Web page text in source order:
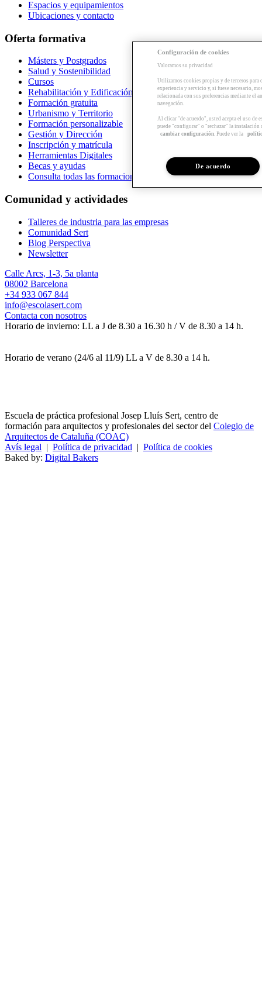
Espacios y equipamientos
Ubicaciones y contacto
Oferta formativa
Másters y Postgrados
Salud y Sostenibilidad
Cursos
Rehabilitación y Edificación
Formación gratuita
Urbanismo y Territorio
Formación personalizable
Gestión y Dirección
Inscripción y matrícula
Herramientas Digitales
Becas y ayudas
Consulta todas las formaciones
Comunidad y actividades
Talleres de industria para las empresas
Comunidad Sert
Blog Perspectiva
Newsletter
Calle Arcs, 1-3, 5a planta
08002 Barcelona
+34 933 067 844
info@escolasert.com
Contacta con nosotros
Horario de invierno: LL a J de 8.30 a 16.30 h / V de 8.30 a 14 h.
Horario de verano (24/6 al 11/9) LL a V de 8.30 a 14 h.
Escuela de práctica profesional Josep Lluís Sert, centro de
formación para arquitectos y profesionales del sector del Colegio de
Arquitectos de Cataluña (COAC)
Avís legal | Política de privacidad | Política de cookies
Baked by: Digital Bakers
Configuración de cookies
Valoramos su privacidad
Utilizamos cookies propias y de terceros para
experiencia y servicio y, si fuese necesario,
relacionada con sus preferencias mediante el
navegación.
Al clicar "de acuerdo", usted acepta el uso de
puede "configurar" o "rechazar" la instalación
cambiar configuración . Puede ver la
De acuerdo